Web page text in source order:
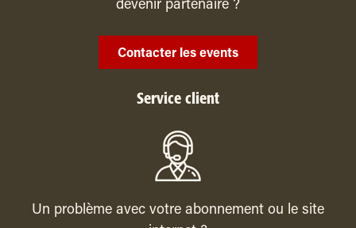
devenir partenaire ?
Contacter les events
Service client
Un problème avec votre abonnement ou le site